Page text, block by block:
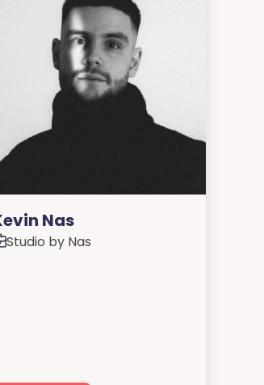
Nas
Studio by Nas